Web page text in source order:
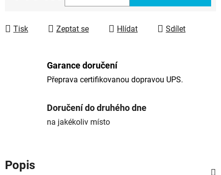
Tisk Zeptat se Hlídat Sdílet
Garance doručení
Přeprava certifikovanou dopravou UPS.
Doručení do druhého dne
na jakékoliv místo
Popis